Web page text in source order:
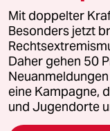
Alle Rechte vorbehalten.
wenden Sie sich bitte an
Feedback
Leitlinie Informant
Mit doppelter
Besonders jetzt
Daher gehen 50
eine Kampagne,
und Jugendorte